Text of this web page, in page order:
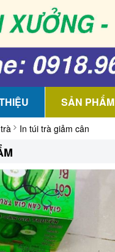
SẢN PHẨM
In túi trà giảm cân